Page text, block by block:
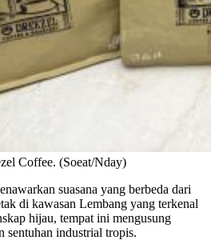
Coffee. (Soeat/Nday)
suasana yang berbeda dari
di kawasan Lembang yang terkenal
hijau, tempat ini mengusung
sentuhan industrial tropis.